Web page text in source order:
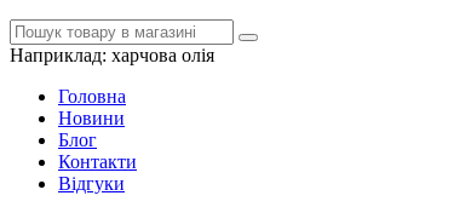
Наприклад: харчова олія
Головна
Новини
Блог
Контакти
Відгуки